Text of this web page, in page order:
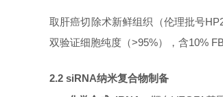
取肝癌切除术新鲜组织（伦理批号
双验证细胞纯度（>95%），含10%
2.2 siRNA纳米复合物制备